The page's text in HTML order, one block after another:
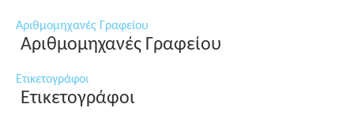
Αριθμομηχανές Γραφείου
Αριθμομηχανές Γραφείου
Ετικετογράφοι
Ετικετογράφοι